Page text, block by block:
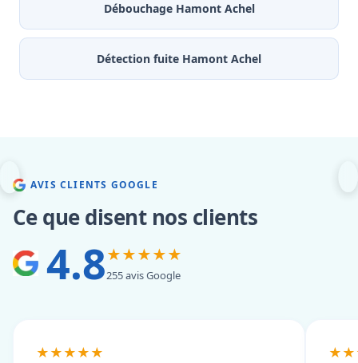
Débouchage Hamont Achel
Détection fuite Hamont Achel
AVIS CLIENTS GOOGLE
Ce que disent nos clients
4.8★★★★★
255 avis Google
★★★★★